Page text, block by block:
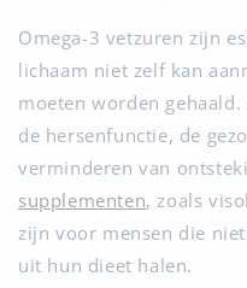
Omega-3 vetzuren zijn
lichaam niet zelf kan
moeten worden
de hersenfunctie, de
verminderen van
supplementen, zoals
zijn voor mensen die
uit hun dieet halen.